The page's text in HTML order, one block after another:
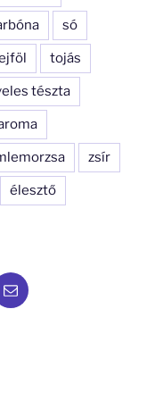
só
tojás
tészta
zsír
élesztő
Email